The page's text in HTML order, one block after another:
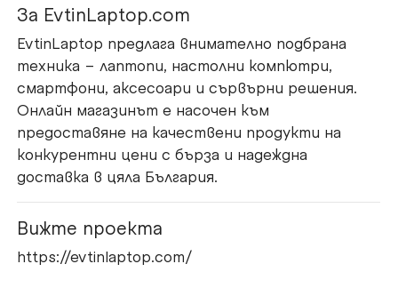
За EvtinLaptop.com
EvtinLaptop предлага внимателно подбрана
техника – лаптопи, настолни компютри,
смартфони, аксесоари и сървърни решения.
Онлайн магазинът е насочен към
предоставяне на качествени продукти на
конкурентни цени с бърза и надеждна
доставка в цяла България.
Вижте проекта
https://evtinlaptop.com/